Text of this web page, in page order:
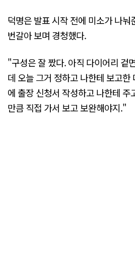
덕명은 발표 시작 전에 미소가 나
번갈아 보며 경청했다.
"구성은 잘 짰다. 아직 다이어리 겉
데 오늘 그거 정하고 나한테 보고한
에 출장 신청서 작성하고 나한테 주
만큼 직접 가서 보고 보완해야지."